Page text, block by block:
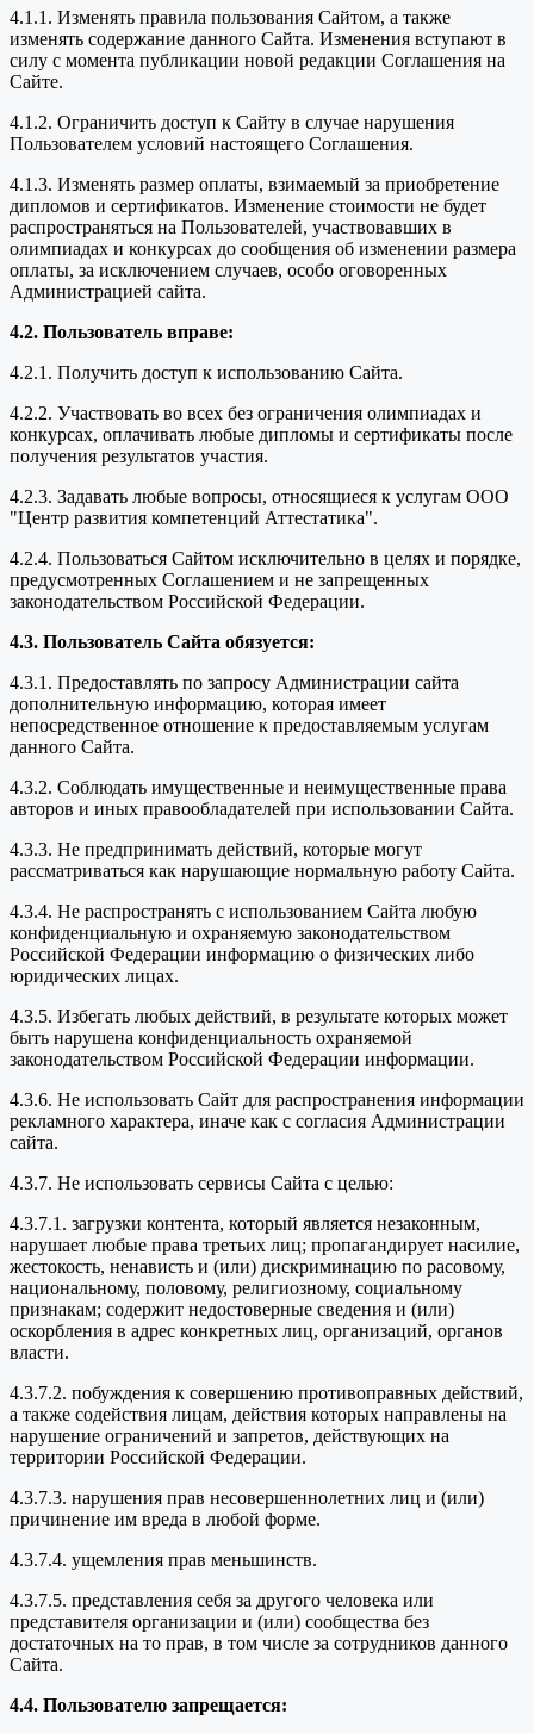
4.1.1. Изменять правила пользования Сайтом, а также
изменять содержание данного Сайта. Изменения вступают в
силу с момента публикации новой редакции Соглашения на
Сайте.
4.1.2. Ограничить доступ к Сайту в случае нарушения
Пользователем условий настоящего Соглашения.
4.1.3. Изменять размер оплаты, взимаемый за приобретение
дипломов и сертификатов. Изменение стоимости не будет
распространяться на Пользователей, участвовавших в
олимпиадах и конкурсах до сообщения об изменении размера
оплаты, за исключением случаев, особо оговоренных
Администрацией сайта.
4.2. Пользователь вправе:
4.2.1. Получить доступ к использованию Сайта.
4.2.2. Участвовать во всех без ограничения олимпиадах и
конкурсах, оплачивать любые дипломы и сертификаты после
получения результатов участия.
4.2.3. Задавать любые вопросы, относящиеся к услугам ООО
"Центр развития компетенций Аттестатика".
4.2.4. Пользоваться Сайтом исключительно в целях и порядке,
предусмотренных Соглашением и не запрещенных
законодательством Российской Федерации.
4.3. Пользователь Сайта обязуется:
4.3.1. Предоставлять по запросу Администрации сайта
дополнительную информацию, которая имеет
непосредственное отношение к предоставляемым услугам
данного Сайта.
4.3.2. Соблюдать имущественные и неимущественные права
авторов и иных правообладателей при использовании Сайта.
4.3.3. Не предпринимать действий, которые могут
рассматриваться как нарушающие нормальную работу Сайта.
4.3.4. Не распространять с использованием Сайта любую
конфиденциальную и охраняемую законодательством
Российской Федерации информацию о физических либо
юридических лицах.
4.3.5. Избегать любых действий, в результате которых может
быть нарушена конфиденциальность охраняемой
законодательством Российской Федерации информации.
4.3.6. Не использовать Сайт для распространения информации
рекламного характера, иначе как с согласия Администрации
сайта.
4.3.7. Не использовать сервисы Сайта с целью:
4.3.7.1. загрузки контента, который является незаконным,
нарушает любые права третьих лиц; пропагандирует насилие,
жестокость, ненависть и (или) дискриминацию по расовому,
национальному, половому, религиозному, социальному
признакам; содержит недостоверные сведения и (или)
оскорбления в адрес конкретных лиц, организаций, органов
власти.
4.3.7.2. побуждения к совершению противоправных действий,
а также содействия лицам, действия которых направлены на
нарушение ограничений и запретов, действующих на
территории Российской Федерации.
4.3.7.3. нарушения прав несовершеннолетних лиц и (или)
причинение им вреда в любой форме.
4.3.7.4. ущемления прав меньшинств.
4.3.7.5. представления себя за другого человека или
представителя организации и (или) сообщества без
достаточных на то прав, в том числе за сотрудников данного
Сайта.
4.4. Пользователю запрещается: